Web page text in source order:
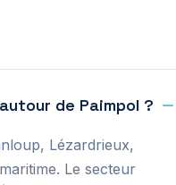
de Paimpol ?
Lézardrieux,
Le secteur